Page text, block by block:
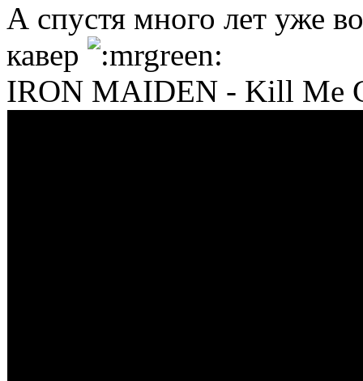
А спустя много лет уже
кавер
IRON MAIDEN - Kill Me